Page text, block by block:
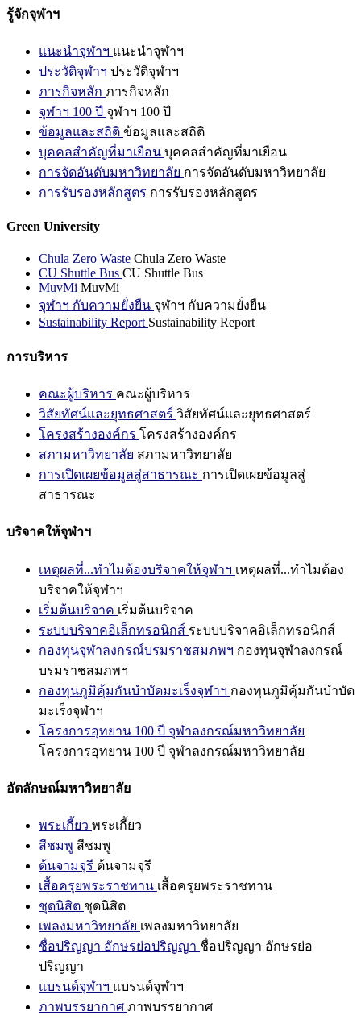
รู้จักจุฬาฯ
แนะนำจุฬาฯ แนะนำจุฬาฯ
ประวัติจุฬาฯ ประวัติจุฬาฯ
ภารกิจหลัก ภารกิจหลัก
จุฬาฯ 100 ปี จุฬาฯ 100 ปี
ข้อมูลและสถิติ ข้อมูลและสถิติ
บุคคลสำคัญที่มาเยือน บุคคลสำคัญที่มาเยือน
การจัดอันดับมหาวิทยาลัย การจัดอันดับมหาวิทยาลัย
การรับรองหลักสูตร การรับรองหลักสูตร
Green University
Chula Zero Waste Chula Zero Waste
CU Shuttle Bus CU Shuttle Bus
MuvMi MuvMi
จุฬาฯ กับความยั่งยืน จุฬาฯ กับความยั่งยืน
Sustainability Report Sustainability Report
การบริหาร
คณะผู้บริหาร คณะผู้บริหาร
วิสัยทัศน์และยุทธศาสตร์ วิสัยทัศน์และยุทธศาสตร์
โครงสร้างองค์กร โครงสร้างองค์กร
สภามหาวิทยาลัย สภามหาวิทยาลัย
การเปิดเผยข้อมูลสู่สาธารณะ การเปิดเผยข้อมูลสู่
สาธารณะ
บริจาคให้จุฬาฯ
เหตุผลที่...ทำไมต้องบริจาคให้จุฬาฯ เหตุผลที่...ทำไมต้อง
บริจาคให้จุฬาฯ
เริ่มต้นบริจาค เริ่มต้นบริจาค
ระบบบริจาคอิเล็กทรอนิกส์ ระบบบริจาคอิเล็กทรอนิกส์
กองทุนจุฬาลงกรณ์บรมราชสมภพฯ กองทุนจุฬาลงกรณ์
บรมราชสมภพฯ
กองทุนภูมิคุ้มกันบำบัดมะเร็งจุฬาฯ กองทุนภูมิคุ้มกันบำบัด
มะเร็งจุฬาฯ
โครงการอุทยาน 100 ปี จุฬาลงกรณ์มหาวิทยาลัย
โครงการอุทยาน 100 ปี จุฬาลงกรณ์มหาวิทยาลัย
อัตลักษณ์มหาวิทยาลัย
พระเกี้ยว พระเกี้ยว
สีชมพู สีชมพู
ต้นจามจุรี ต้นจามจุรี
เสื้อครุยพระราชทาน เสื้อครุยพระราชทาน
ชุดนิสิต ชุดนิสิต
เพลงมหาวิทยาลัย เพลงมหาวิทยาลัย
ชื่อปริญญา อักษรย่อปริญญา ชื่อปริญญา อักษรย่อ
ปริญญา
แบรนด์จุฬาฯ แบรนด์จุฬาฯ
ภาพบรรยากาศ ภาพบรรยากาศ